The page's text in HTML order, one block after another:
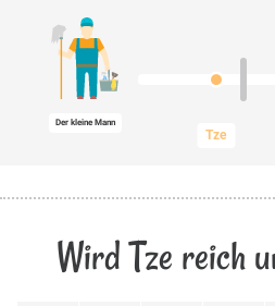
Der kleine Mann
Tze
Wird Tze reich